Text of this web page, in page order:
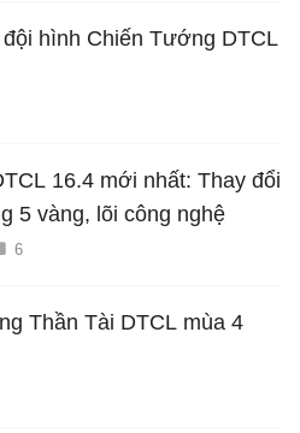
hình Chiến Tướng DTCL
16.4 mới nhất: Thay đổi
5 vàng, lõi công nghệ
6
Thần Tài DTCL mùa 4